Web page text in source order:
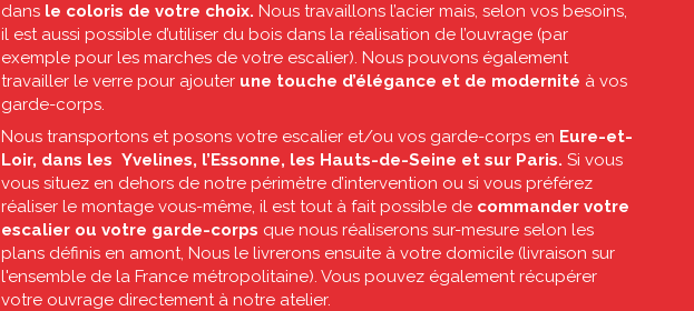
dans le coloris de votre choix. Nous travaillons l’acier mais, selon vos besoins,
il est aussi possible d’utiliser du bois dans la réalisation de l’ouvrage (par
exemple pour les marches de votre escalier). Nous pouvons également
travailler le verre pour ajouter une touche d’élégance et de modernité à vos
garde-corps.
Nous transportons et posons votre escalier et/ou vos garde-corps en Eure-et-
Loir, dans les Yvelines, l’Essonne, les Hauts-de-Seine et sur Paris. Si vous
vous situez en dehors de notre périmètre d’intervention ou si vous préférez
réaliser le montage vous-même, il est tout à fait possible de commander votre
escalier ou votre garde-corps que nous réaliserons sur-mesure selon les
plans définis en amont, Nous le livrerons ensuite à votre domicile (livraison sur
l'ensemble de la France métropolitaine). Vous pouvez également récupérer
votre ouvrage directement à notre atelier.